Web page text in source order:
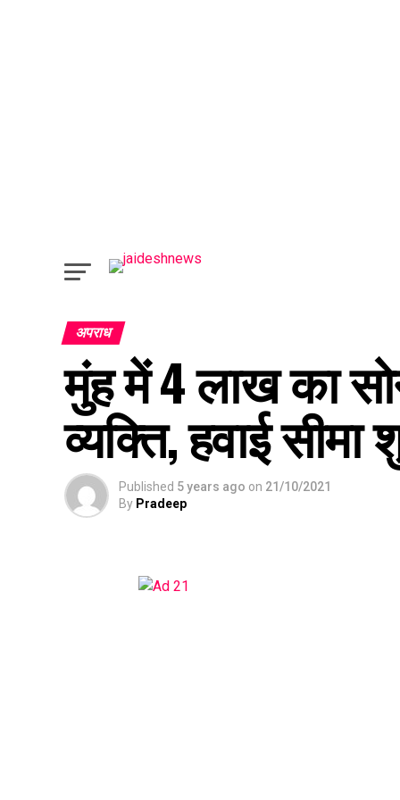
अपराध
मुंह में 4 लाख का
व्यक्ति, हवाई
Published 5 years ago on 21/10/2021
By Pradeep